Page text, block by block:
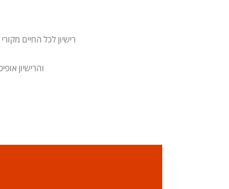
רישיון לכל החיים
והרישיון